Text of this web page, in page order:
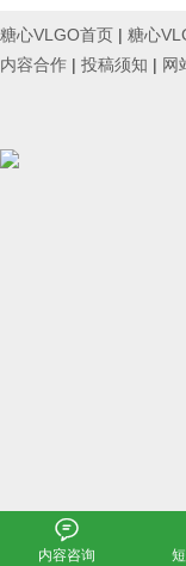

内容咨询
糖心VLGO首页 | 糖心
内容合作 | 投稿须知 | 网